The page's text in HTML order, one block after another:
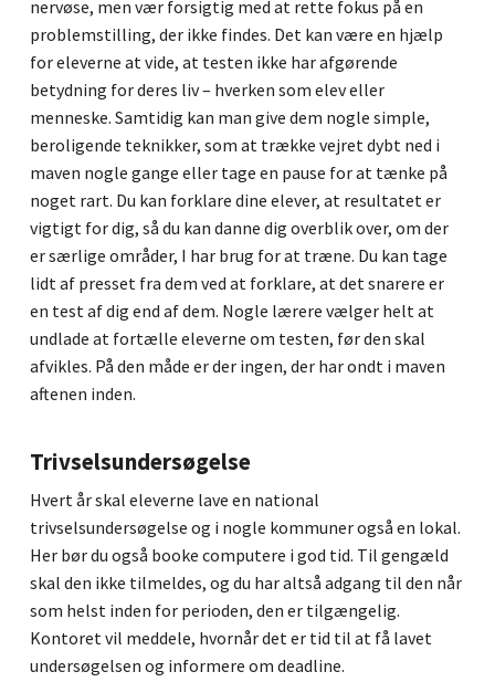
Ingen varer i kurven.
Go to shop
nervøse, men vær forsigtig med at rette fokus på en
problemstilling, der ikke findes. Det kan være en hjælp
for eleverne at vide, at testen ikke har afgørende
betydning for deres liv – hverken som elev eller
menneske. Samtidig kan man give dem nogle simple,
beroligende teknikker, som at trække vejret dybt ned i
maven nogle gange eller tage en pause for at tænke på
noget rart. Du kan forklare dine elever, at resultatet er
vigtigt for dig, så du kan danne dig overblik over, om der
er særlige områder, I har brug for at træne. Du kan tage
lidt af presset fra dem ved at forklare, at det snarere er
en test af dig end af dem. Nogle lærere vælger helt at
undlade at fortælle eleverne om testen, før den skal
afvikles. På den måde er der ingen, der har ondt i maven
aftenen inden.
Trivselsundersøgelse
Hvert år skal eleverne lave en national
trivselsundersøgelse og i nogle kommuner også en lokal.
Her bør du også booke computere i god tid. Til gengæld
skal den ikke tilmeldes, og du har altså adgang til den når
som helst inden for perioden, den er tilgængelig.
Kontoret vil meddele, hvornår det er tid til at få lavet
undersøgelsen og informere om deadline.